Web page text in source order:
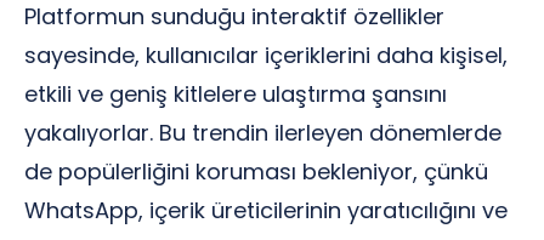
Platformun sunduğu interaktif özellikler
sayesinde, kullanıcılar içeriklerini daha kişisel,
etkili ve geniş kitlelere ulaştırma şansını
yakalıyorlar. Bu trendin ilerleyen dönemlerde
de popülerliğini koruması bekleniyor, çünkü
WhatsApp, içerik üreticilerinin yaratıcılığını ve